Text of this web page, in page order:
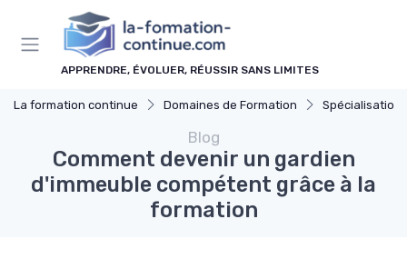
APPRENDRE, ÉVOLUER, RÉUSSIR SANS LIMITES
La formation continue Domaines de Formation
Blog
Comment devenir un gardien
d'immeuble compétent grâce à la
formation
Panneau de gestion des cookies